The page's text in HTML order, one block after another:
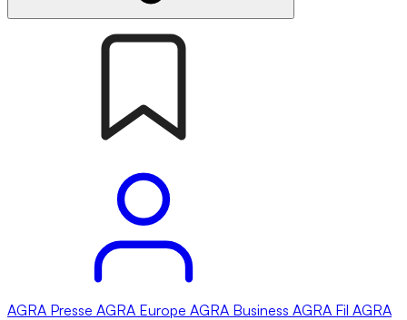
AGRA Presse AGRA Europe AGRA Business AGRA Fil AGRA